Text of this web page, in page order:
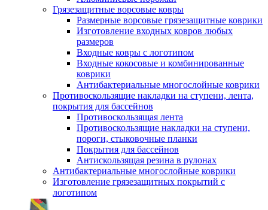
Грязезащитные ворсовые ковры
Размерные ворсовые грязезащитные коврики
Изготовление входных ковров любых
размеров
Входные ковры с логотипом
Входные кокосовые и комбинированные
коврики
Антибактериальные многослойные коврики
Противоскользящие накладки на ступени, лента,
покрытия для бассейнов
Противоскользящая лента
Противоскользящие накладки на ступени,
пороги, стыковочные планки
Покрытия для бассейнов
Антискользящая резина в рулонах
Антибактериальные многослойные коврики
Изготовление грязезащитных покрытий с
логотипом